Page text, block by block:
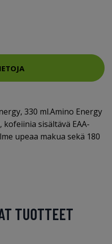
330 ml.Amino Energy
sisältävä EAA-
upeaa makua sekä 180
TUOTTEET